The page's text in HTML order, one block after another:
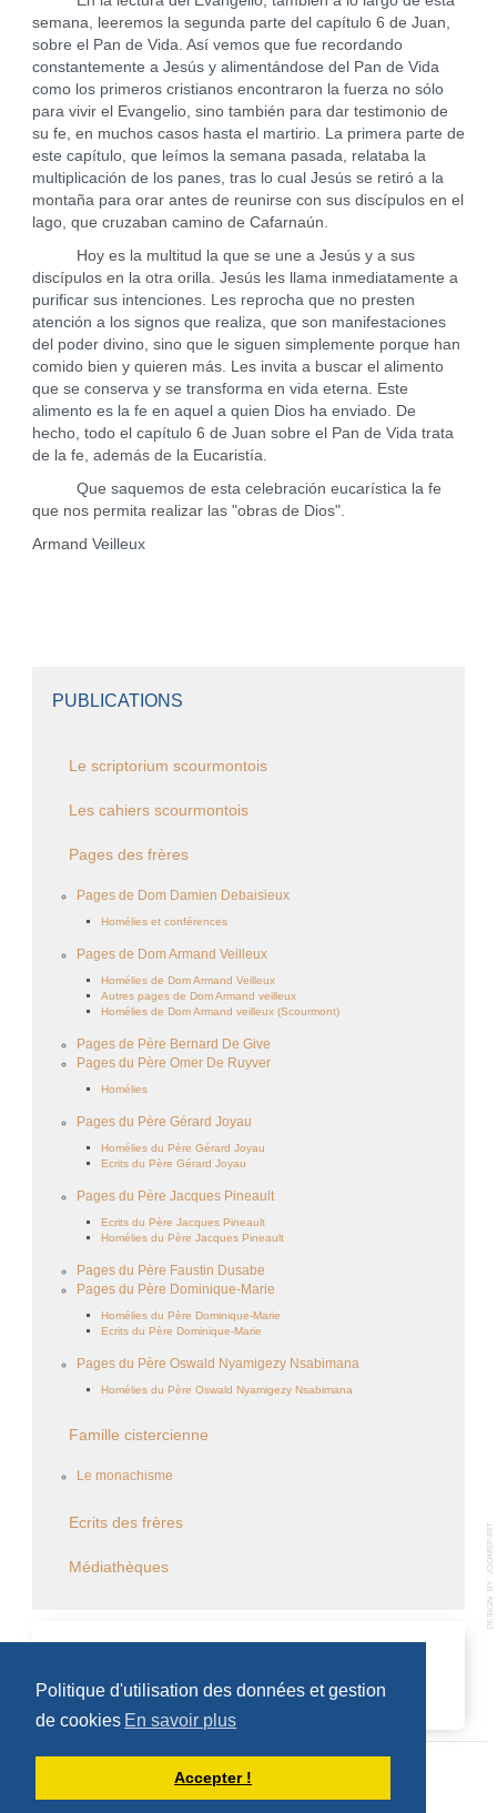
Politique d'utilisation des données et gestion
de cookies En savoir plus
Accepter !
semana, leeremos la segunda parte del capítulo 6 de Juan,
sobre el Pan de Vida. Así vemos que fue recordando
constantemente a Jesús y alimentándose del Pan de Vida
como los primeros cristianos encontraron la fuerza no sólo
para vivir el Evangelio, sino también para dar testimonio de
su fe, en muchos casos hasta el martirio. La primera parte de
este capítulo, que leímos la semana pasada, relataba la
multiplicación de los panes, tras lo cual Jesús se retiró a la
montaña para orar antes de reunirse con sus discípulos en el
lago, que cruzaban camino de Cafarnaún.
Hoy es la multitud la que se une a Jesús y a sus
discípulos en la otra orilla. Jesús les llama inmediatamente a
purificar sus intenciones. Les reprocha que no presten
atención a los signos que realiza, que son manifestaciones
del poder divino, sino que le siguen simplemente porque han
comido bien y quieren más. Les invita a buscar el alimento
que se conserva y se transforma en vida eterna. Este
alimento es la fe en aquel a quien Dios ha enviado. De
hecho, todo el capítulo 6 de Juan sobre el Pan de Vida trata
de la fe, además de la Eucaristía.
Que saquemos de esta celebración eucarística la fe
que nos permita realizar las "obras de Dios".
Armand Veilleux
PUBLICATIONS
Le scriptorium scourmontois
Les cahiers scourmontois
Pages des frères
Pages de Dom Damien Debaisieux
Homélies et conférences
Pages de Dom Armand Veilleux
Homélies de Dom Armand Veilleux
Autres pages de Dom Armand veilleux
Homélies de Dom Armand veilleux (Scourmont)
Pages de Père Bernard De Give
Pages du Père Omer De Ruyver
Homélies
Pages du Père Gérard Joyau
Homélies du Père Gérard Joyau
Ecrits du Père Gérard Joyau
Pages du Père Jacques Pineault
Ecrits du Père Jacques Pineault
Homélies du Père Jacques Pineault
Pages du Père Faustin Dusabe
Pages du Père Dominique-Marie
Homélies du Père Dominique-Marie
Ecrits du Père Dominique-Marie
Pages du Père Oswald Nyamigezy Nsabimana
Homélies du Père Oswald Nyamigezy Nsabimana
Famille cistercienne
Le monachisme
Ecrits des frères
Médiathèques
Aucun évènement